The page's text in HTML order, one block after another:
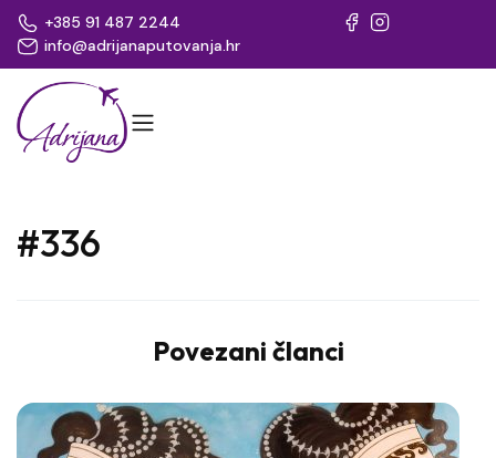
+385 91 487 2244
info@adrijanaputovanja.hr
#336
Povezani članci